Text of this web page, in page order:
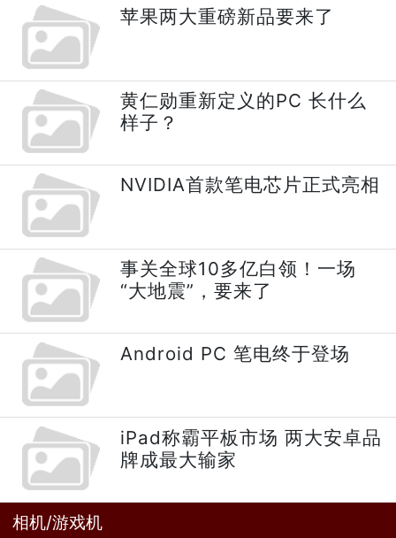
苹果两大重磅新品要来了
黄仁勋重新定义的PC 长什么
样子？
NVIDIA首款笔电芯片正式亮相
事关全球10多亿白领！一场
“大地震”，要来了
Android PC 笔电终于登场
iPad称霸平板市场 两大安卓品
牌成最大输家
相机/游戏机